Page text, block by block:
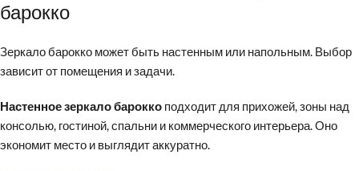
барокко
Зеркало барокко может быть настенным или напольным. Выбор
зависит от помещения и задачи.
Настенное зеркало барокко подходит для прихожей, зоны над
консолью, гостиной, спальни и коммерческого интерьера. Оно
экономит место и выглядит аккуратно.